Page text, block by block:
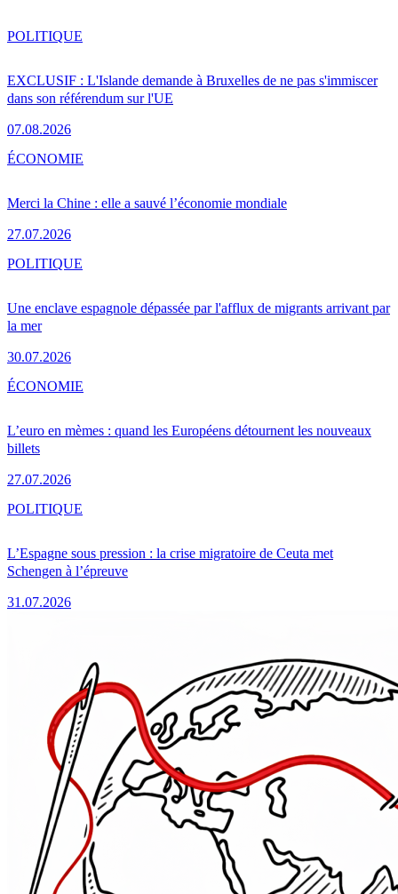
EXCLUSIF : L'Islande demande à Bruxelles de ne pas s'immiscer
dans son référendum sur l'UE
07.08.2026
POLITIQUE
Merci la Chine : elle a sauvé l’économie mondiale
27.07.2026
ÉCONOMIE
Une enclave espagnole dépassée par l'afflux de migrants arrivant par
la mer
30.07.2026
POLITIQUE
L’euro en mèmes : quand les Européens détournent les nouveaux
billets
27.07.2026
ÉCONOMIE
L’Espagne sous pression : la crise migratoire de Ceuta met
Schengen à l’épreuve
31.07.2026
POLITIQUE